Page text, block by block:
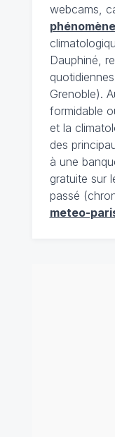
webcams,
Dauphiné,
Grenoble).
formidable
et la
des
à une
gratuite sur
passé
meteo-